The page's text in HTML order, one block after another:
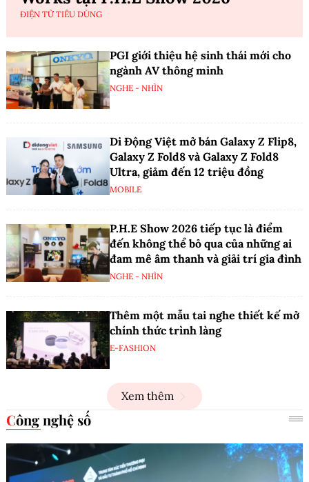
ĐIỆN TỬ TIÊU DÙNG
PGI giới thiệu hệ sinh thái mới cho
ngành AV thông minh
NGHE - NHÌN
Di Động Việt mở bán Galaxy Z Flip8,
Galaxy Z Fold8 và Galaxy Z Fold8
Ultra, giảm đến 12 triệu đồng
MOBILE
P.H.E Show 2026 tiếp tục là điểm
đến không thể bỏ qua của những ai
đam mê âm thanh và giải trí gia đình
NGHE - NHÌN
Thêm một mẫu tai nghe thiết kế mở
chính thức trình làng
E-FASHION
Xem thêm
Công nghệ số